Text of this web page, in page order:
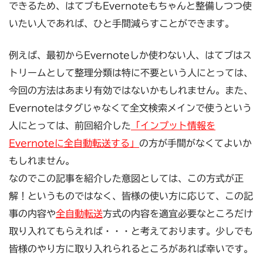
できるため、はてブもEvernoteもちゃんと整備しつつ使
いたい人であれば、ひと手間減らすことができます。
例えば、最初からEvernoteしか使わない人、はてブはス
トリームとして整理分類は特に不要という人にとっては、
今回の方法はあまり有効ではないかもしれません。また、
Evernoteはタグじゃなくて全文検索メインで使うという
人にとっては、前回紹介した
「インプット情報を
Evernoteに全自動転送する」 の方が手間がなくてよいか
もしれません。
なのでこの記事を紹介した意図としては、この方式が正
解！というものではなく、皆様の使い方に応じて、この記
事の内容や全自動転送方式の内容を適宜必要なところだけ
取り入れてもらえれば・・・と考えております。少しでも
皆様のやり方に取り入れられるところがあれば幸いです。